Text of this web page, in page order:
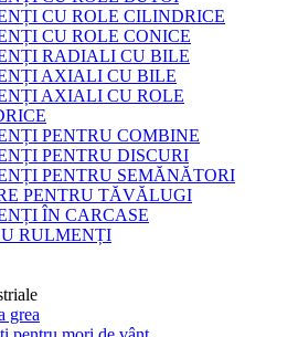
CU ROLE CILINDRICE
CU ROLE CONICE
RADIALI CU BILE
AXIALI CU BILE
AXIALI CU ROLE
PENTRU COMBINE
PENTRU DISCURI
PENTRU SEMĂNĂTORI
PENTRU TĂVĂLUGI
ÎN CARCASE
RULMENȚI
grea